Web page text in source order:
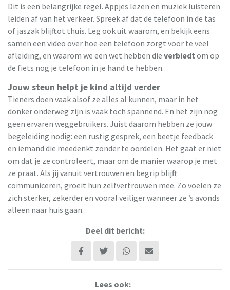
Dit is een belangrijke regel. Appjes lezen en muziek luisteren
leiden af van het verkeer. Spreek af dat de telefoon in de tas
of jaszak blijft tot thuis. Leg ook uit waarom, en bekijk eens
samen een video over hoe een telefoon zorgt voor te veel
afleiding, en waarom we een wet hebben die verbiedt om op
de fiets nog je telefoon in je hand te hebben.
Jouw steun helpt je kind altijd verder
Tieners doen vaak alsof ze alles al kunnen, maar in het
donker onderweg zijn is vaak toch spannend. En het zijn nog
geen ervaren weggebruikers. Juist daarom hebben ze jouw
begeleiding nodig: een rustig gesprek, een beetje feedback
en iemand die meedenkt zonder te oordelen. Het gaat er niet
om dat je ze controleert, maar om de manier waarop je met
ze praat. Als jij vanuit vertrouwen en begrip blijft
communiceren, groeit hun zelfvertrouwen mee. Zo voelen ze
zich sterker, zekerder en vooral veiliger wanneer ze ’s avonds
alleen naar huis gaan.
Deel dit bericht:
Lees ook: